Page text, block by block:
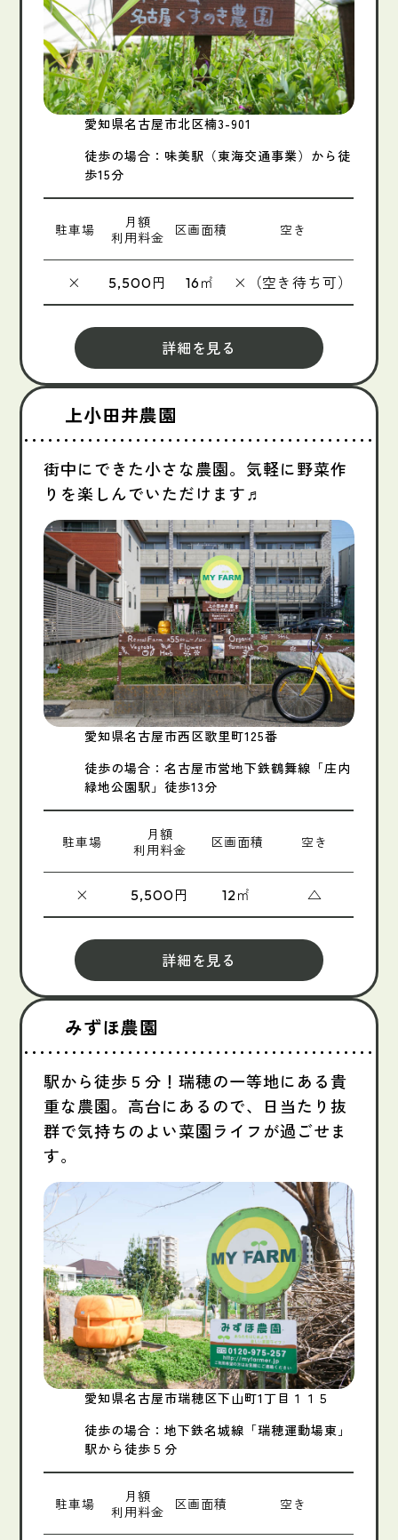
愛知県名古屋市北区楠3-901
徒歩の場合：味美駅（東海交通事業）から徒
歩15分
駐車場
月額
利用料金
区画面積 空き
× 5,500円 16㎡ ×（空き待ち可）
詳細を見る
上小田井農園
街中にできた小さな農園。気軽に野菜作
りを楽しんでいただけます♬
愛知県名古屋市西区歌里町125番
徒歩の場合：名古屋市営地下鉄鶴舞線「庄内
緑地公園駅」徒歩13分
駐車場
月額
利用料金
区画面積 空き
× 5,500円 12 ㎡ △
詳細を見る
みずほ農園
駅から徒歩５分！瑞穂の一等地にある貴
重な農園。高台にあるので、日当たり抜
群で気持ちのよい菜園ライフが過ごせま
す。
愛知県名古屋市瑞穂区下山町1丁目１１５
徒歩の場合：地下鉄名城線「瑞穂運動場東」
駅から徒歩５分
駐車場
月額
利用料金
区画面積 空き